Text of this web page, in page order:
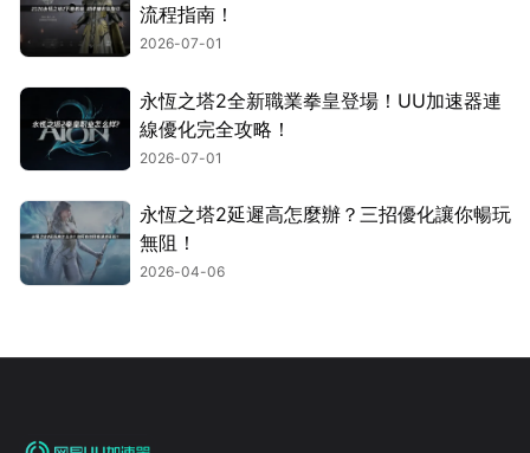
流程指南！
2026-07-01
永恆之塔2全新職業拳皇登場！UU加速器連
線優化完全攻略！
2026-07-01
永恆之塔2延遲高怎麼辦？三招優化讓你暢玩
無阻！
2026-04-06